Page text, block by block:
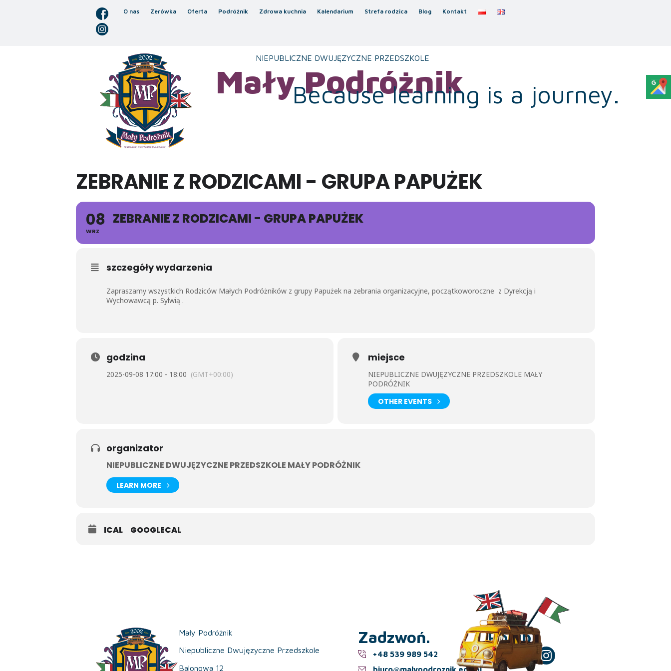
O nas Zerówka Oferta Podróżnik Zdrowa kuchnia Kalendarium Strefa rodzica Blog Kontakt
NIEPUBLICZNE DWUJĘZYCZNE PRZEDSZKOLE
Mały Podróżnik
Because learning is a journey.
ZEBRANIE Z RODZICAMI - GRUPA PAPUŻEK
08
WRZ
ZEBRANIE Z RODZICAMI - GRUPA PAPUŻEK
szczegóły wydarzenia
Zapraszamy wszystkich Rodziców Małych Podróżników z grupy Papużek na zebrania organizacyjne, początkoworoczne z Dyrekcją i
Wychowawcą p. Sylwią .
godzina
2025-09-08 17:00 - 18:00 (GMT+00:00)
miejsce
NIEPUBLICZNE DWUJĘZYCZNE PRZEDSZKOLE MAŁY
PODRÓŻNIK
OTHER EVENTS
organizator
NIEPUBLICZNE DWUJĘZYCZNE PRZEDSZKOLE MAŁY PODRÓŻNIK
LEARN MORE
ICAL GOOGLECAL
Mały Podróżnik
Niepubliczne Dwujęzyczne Przedszkole
Balonowa 12
Zadzwoń.
+48 539 989 542
Polub!